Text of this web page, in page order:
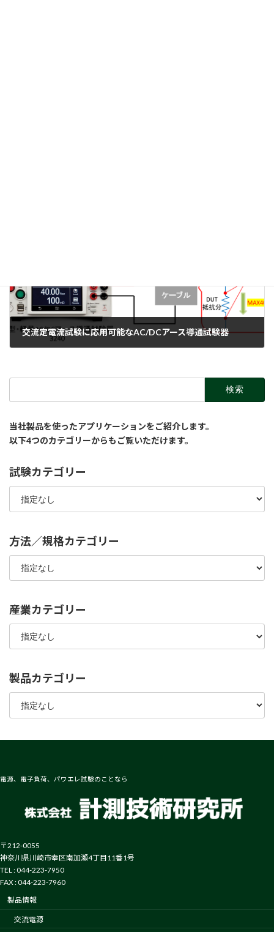
交流定電流試験に応用可能なAC/DCアース導通試験器
当社製品を使ったアプリケーションをご紹介します。
以下4つのカテゴリーからもご覧いただけます。
試験カテゴリー
方法／規格カテゴリー
産業カテゴリー
製品カテゴリー
電源、電子負荷、パワエレ試験のことなら
〒212-0055
神奈川県川崎市幸区南加瀬4丁目11番1号
TEL : 044-223-7950
FAX : 044-223-7960
製品情報
交流電源